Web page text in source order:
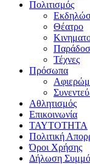
Πολιτισμός
Θέατρο
Τέχνες
Πρόσωπα
Αθλητισμός
Επικοινωνία
ΤΑΥΤΟΤΗΤΑ
Πολιτική
Όροι Χρήσης
Δήλωση